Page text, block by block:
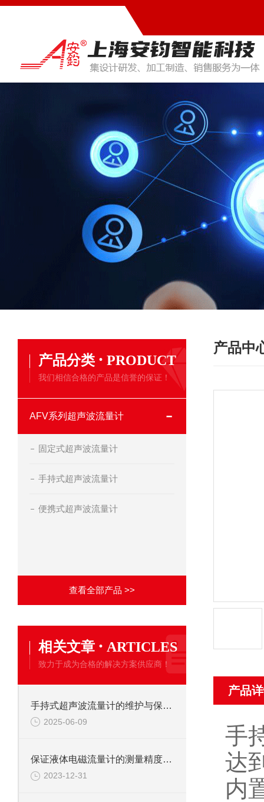
产品分类 · PRODUCT
我们相信合格的产品是信誉的保证！
AFV系列超声波流量计
固定式超声波流量计
手持式超声波流量计
便携式超声波流量计
查看全部产品 >>
相关文章 · ARTICLES
致力于成为合格的解决方案供应商！
手持式超声波流量计的维护与保养方法
2025-06-09
保证液体电磁流量计的测量精度的方法
2023-12-31
产品中
产品
手
达
内